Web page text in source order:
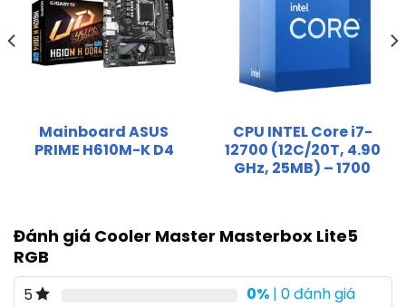
Thêm
vào
yêu
thích
Mainboard ASUS
PRIME H610M-K D4
vào
yêu
CPU INTEL Core i7-
12700 (12C/20T, 4.90
GHz, 25MB) – 1700
Đánh giá Cooler Master Masterbox Lite5
RGB
5 0% | 0 đánh giá